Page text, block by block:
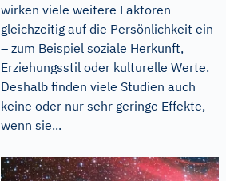
wirken viele weitere Faktoren
gleichzeitig auf die Persönlichkeit ein
– zum Beispiel soziale Herkunft,
Erziehungsstil oder kulturelle Werte.
Deshalb finden viele Studien auch
keine oder nur sehr geringe Effekte,
wenn sie...